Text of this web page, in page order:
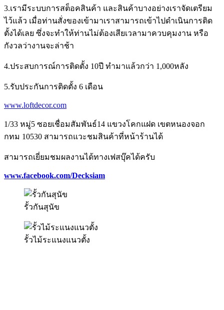
3.เรามีระบบการสต็อคสินค้า และสินค้าบางอย่างเราจัดเตรียม
ไว้แล้ว เมื่อท่านสั่งของเข้ามาเราสามารถเข้าไปดำเนินการติด
ตั้งได้เลย ซึ่งจะทำให้ท่านไม่ต้องเสียเวลามาควบคุมงาน หรือ
กังวลว่างานจะล่าช้า
4.ประสบการณ์การติดตั้ง 10ปี ทำมาแล้วกว่า 1,000หลัง
5.รับประกันการติดตั้ง 6 เดือน
www.loftdecor.com
1/33 หมู่5 ซอยเชื่อมสัมพันธ์14 แขวงโคกแฝด เขตหนองจอก
กทม 10530 สามารถแวะชมสินค้าที่หน้าร้านได้
สามารถเยี่ยมชมผลงานได้ทางเฟสบุ๊คได้ครับ
www.facebook.com/Decksiam
รั้วกันสุนัข
รั้วไม้ระแนงแนวตั้ง